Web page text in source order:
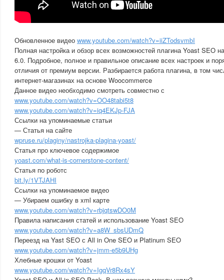
Обновленное видео www.youtube.com/watch?v=iiZTodsvmbI
Полная настройка и обзор всех возможностей плагина Yoast SEO
6.0. Подробное, полное и правильное описание всех настроек и
отличия от премиум версии. Разбирается работа плагина, в том
интернет-магазинах на основе Woocommerce
Данное видео необходимо смотреть совместно с
www.youtube.com/watch?v=OO48tabi5t8
www.youtube.com/watch?v=iq4EKJp-FJA
Ссылки на упоминаемые статьи
— Статья на сайте
wpruse.ru/plaginy/nastrojka-plagina-yoast/
Статья про ключевое содержимое
yoast.com/what-is-cornerstone-content/
Статья по роботс
bit.ly/1VTJAHI
Ссылки на упоминаемое видео
— Убираем ошибку в xml карте
www.youtube.com/watch?v=rbjqtswDO0M
Правила написания статей и использование Yoast SEO
www.youtube.com/watch?v=a8W_sbsUDmQ
Переезд на Yast SEO с All in One SEO и Platinum SEO
www.youtube.com/watch?v=jmm-e5b9UHg
Хлебные крошки от Yoast
www.youtube.com/watch?v=IgqVr8Rx4sY